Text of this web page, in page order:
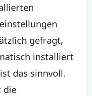
gefragt,
installiert
das sinnvoll.
die